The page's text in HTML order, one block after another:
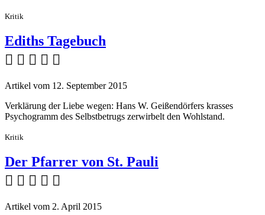
Kritik
Ediths Tagebuch
    
Artikel vom 12. September 2015
Verklärung der Liebe wegen: Hans W. Geißendörfers krasses
Psychogramm des Selbstbetrugs zerwirbelt den Wohlstand.
Kritik
Der Pfarrer von St. Pauli
    
Artikel vom 2. April 2015